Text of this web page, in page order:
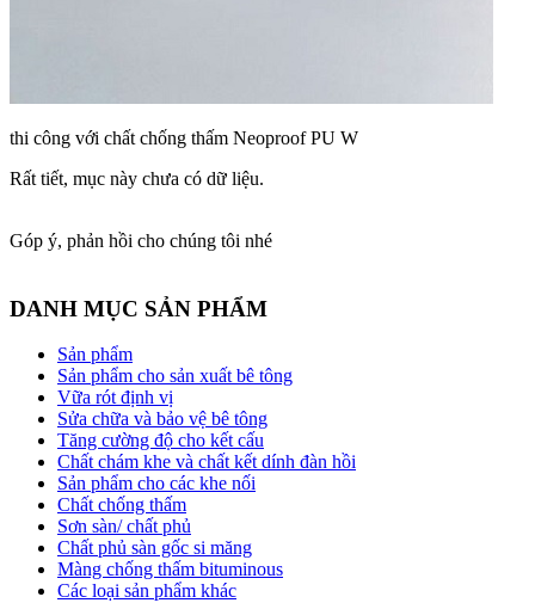
thi công với chất chống thấm Neoproof PU W
Rất tiết, mục này chưa có dữ liệu.
Góp ý, phản hồi cho chúng tôi nhé
DANH MỤC SẢN PHẨM
Sản phẩm
Sản phẩm cho sản xuất bê tông
Vữa rót định vị
Sửa chữa và bảo vệ bê tông
Tăng cường độ cho kết cấu
Chất chám khe và chất kết dính đàn hồi
Sản phẩm cho các khe nối
Chất chống thấm
Sơn sàn/ chất phủ
Chất phủ sàn gốc si măng
Màng chống thấm bituminous
Các loại sản phẩm khác